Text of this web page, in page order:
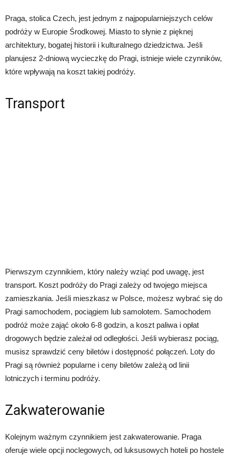
Praga, stolica Czech, jest jednym z najpopularniejszych celów
podróży w Europie Środkowej. Miasto to słynie z pięknej
architektury, bogatej historii i kulturalnego dziedzictwa. Jeśli
planujesz 2-dniową wycieczkę do Pragi, istnieje wiele czynników,
które wpływają na koszt takiej podróży.
Transport
Pierwszym czynnikiem, który należy wziąć pod uwagę, jest
transport. Koszt podróży do Pragi zależy od twojego miejsca
zamieszkania. Jeśli mieszkasz w Polsce, możesz wybrać się do
Pragi samochodem, pociągiem lub samolotem. Samochodem
podróż może zająć około 6-8 godzin, a koszt paliwa i opłat
drogowych będzie zależał od odległości. Jeśli wybierasz pociąg,
musisz sprawdzić ceny biletów i dostępność połączeń. Loty do
Pragi są również popularne i ceny biletów zależą od linii
lotniczych i terminu podróży.
Zakwaterowanie
Kolejnym ważnym czynnikiem jest zakwaterowanie. Praga
oferuje wiele opcji noclegowych, od luksusowych hoteli po hostele